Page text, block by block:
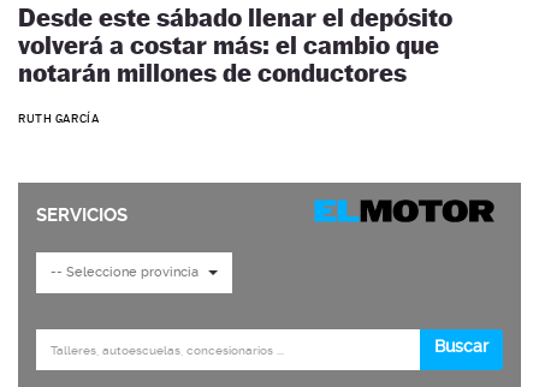
Desde este sábado llenar el depósito
volverá a costar más: el cambio que
notarán millones de conductores
RUTH GARCÍA